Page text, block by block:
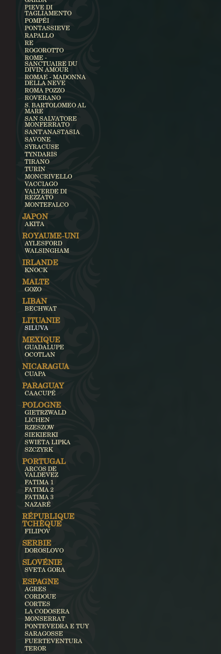
PIEVE DI
TAGLIAMENTO
POMPÉI
PONTASSIEVE
RAPALLO
RE
ROGOROTTO
ROME -
SANCTUAIRE DU
DIVIN AMOUR
ROMAE - MADONNA
DELLA NEVE
ROMA POZZO
ROVERANO
S. BARTOLOMEO AL
MARE
SAN SALVATORE
MONFERRATO
SANT'ANASTASIA
SAVONE
SYRACUSE
TYNDARIS
TIRANO
TURIN
MONCRIVELLO
VACCIAGO
VALVERDE DI
REZZATO
MONTEFALCO
JAPON
AKITA
ROYAUME-UNI
AYLESFORD
WALSINGHAM
IRLANDE
KNOCK
MALTE
GOZO
LIBAN
BECHWAT
LITUANIE
SILUVA
MEXIQUE
GUADALUPE
OCOTLAN
NICARAGUA
CUAPA
PARAGUAY
CAACUPÉ
POLOGNE
GIETRZWALD
LICHEN
RZESZOW
SIEKIERKI
SWIETA LIPKA
SZCZYRK
PORTUGAL
ARCOS DE
VALDEVEZ
FATIMA 1
FATIMA 2
FATIMA 3
NAZARÉ
RÉPUBLIQUE
TCHÈQUE
FILIPOV
SERBIE
DOROSLOVO
SLOVÉNIE
SVETA GORA
ESPAGNE
AGRES
CORDOUE
CORTES
LA CODOSERA
MONSERRAT
PONTEVEDRA E TUY
SARAGOSSE
FUERTEVENTURA
TEROR